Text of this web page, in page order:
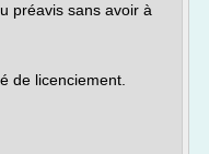
préavis sans avoir à
de licenciement.